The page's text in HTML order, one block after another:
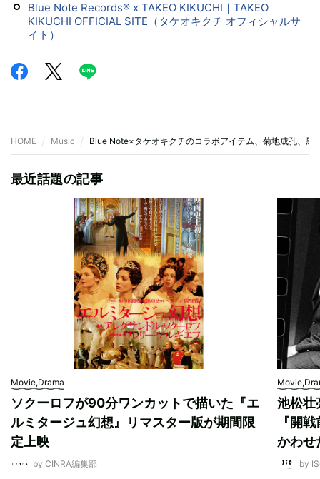
Blue Note Records® x TAKEO KIKUCHI｜TAKEO
KIKUCHI OFFICIAL SITE（タケオキクチ オフィシャルサ
イト）
HOME Music Blue Note×タケオキクチのコラボアイテム、菊地成孔、黒
最近話題の記事
Movie,Drama
ソクーロフが90分ワンカットで描いた『エ
ルミタージュ幻想』リマスター版が期間限
定上映
by CINRA編集部
池松壮
『開
かわせ
by